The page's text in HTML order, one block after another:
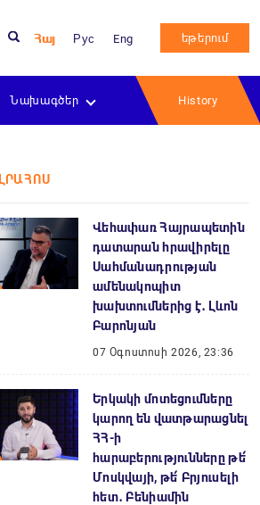
Հայ Рус Eng եթերում
Նախագծեր History
ԼՐԱՀՈՍ
Վեհափառ Հայրապետին
դատարան հրավիրելը
Սահմանադրության
ամենակոպիտ
խախտումներից է․ Լևոն
Բարոնյան
07 Օգոստոսի 2026, 23:36
Երկակի մոտեցումները
կարող են վատթարացնել
ՀՀ-ի
հարաբերությունները թե՛
Մոսկվայի, թե՛ Բրյուսելի
հետ․ Բենիամին